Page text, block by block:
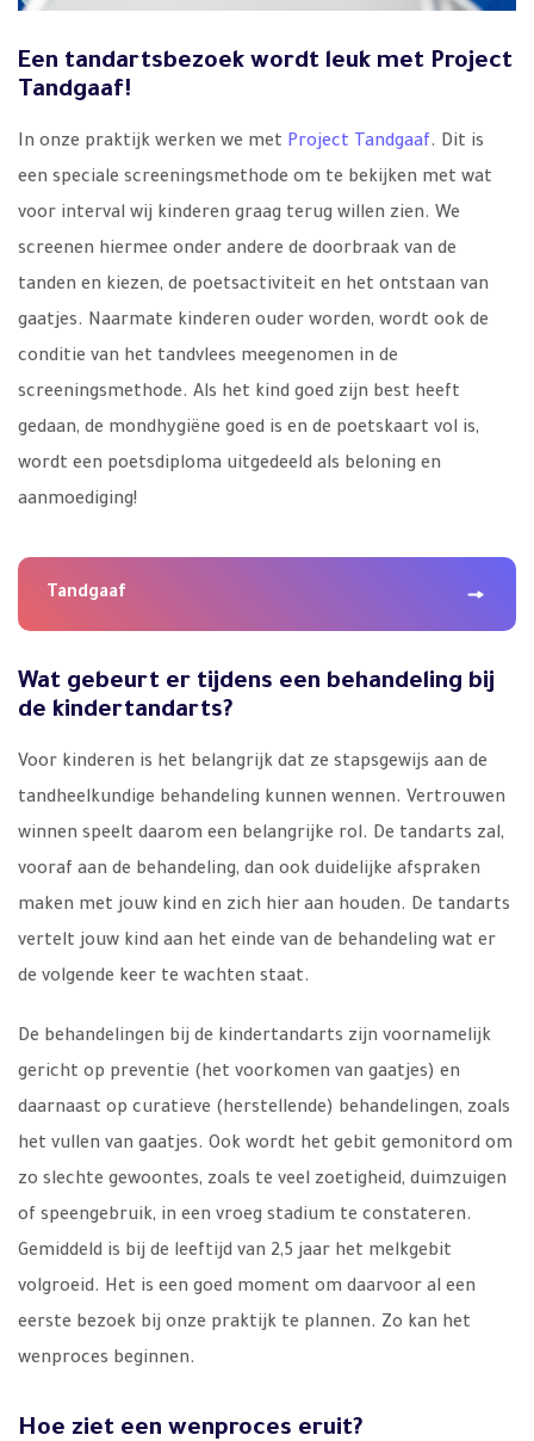
Een tandartsbezoek wordt leuk met Project
Tandgaaf!
In onze praktijk werken we met Project Tandgaaf. Dit is
een speciale screeningsmethode om te bekijken met wat
voor interval wij kinderen graag terug willen zien. We
screenen hiermee onder andere de doorbraak van de
tanden en kiezen, de poetsactiviteit en het ontstaan van
gaatjes. Naarmate kinderen ouder worden, wordt ook de
conditie van het tandvlees meegenomen in de
screeningsmethode. Als het kind goed zijn best heeft
gedaan, de mondhygiëne goed is en de poetskaart vol is,
wordt een poetsdiploma uitgedeeld als beloning en
aanmoediging!
Tandgaaf
Wat gebeurt er tijdens een behandeling bij
de kindertandarts?
Voor kinderen is het belangrijk dat ze stapsgewijs aan de
tandheelkundige behandeling kunnen wennen. Vertrouwen
winnen speelt daarom een belangrijke rol. De tandarts zal,
vooraf aan de behandeling, dan ook duidelijke afspraken
maken met jouw kind en zich hier aan houden. De tandarts
vertelt jouw kind aan het einde van de behandeling wat er
de volgende keer te wachten staat.
De behandelingen bij de kindertandarts zijn voornamelijk
gericht op preventie (het voorkomen van gaatjes) en
daarnaast op curatieve (herstellende) behandelingen, zoals
het vullen van gaatjes. Ook wordt het gebit gemonitord om
zo slechte gewoontes, zoals te veel zoetigheid, duimzuigen
of speengebruik, in een vroeg stadium te constateren.
Gemiddeld is bij de leeftijd van 2,5 jaar het melkgebit
volgroeid. Het is een goed moment om daarvoor al een
eerste bezoek bij onze praktijk te plannen. Zo kan het
wenproces beginnen.
Hoe ziet een wenproces eruit?